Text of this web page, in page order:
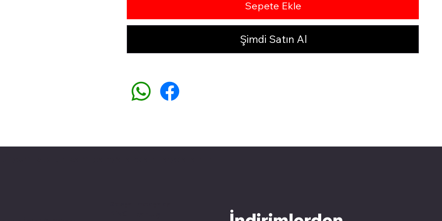
Sepete Ekle
Şimdi Satın Al